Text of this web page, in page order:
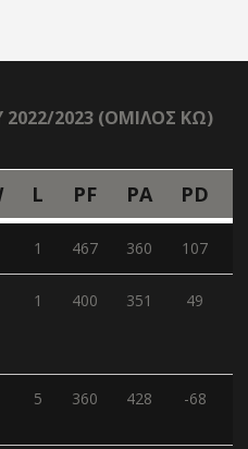
2023 (ΟΜΙΛΟΣ ΚΩ)
L PF PA PD
1 467 360 107
1 400 351 49
5 360 428 -68